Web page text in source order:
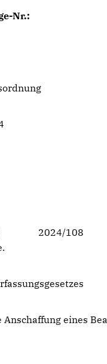
Nr.:
B2; 2024/108
eines